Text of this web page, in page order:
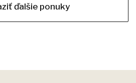
ďalšie ponuky